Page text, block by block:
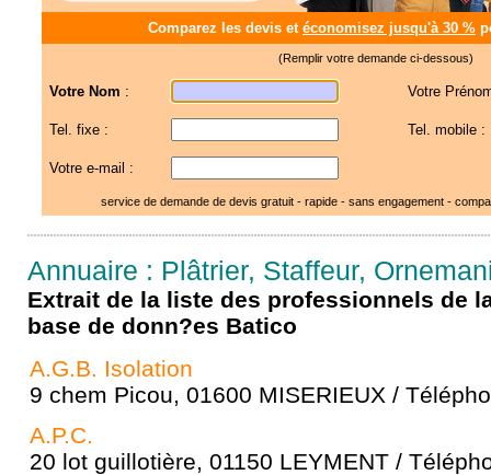
Comparez les devis et économisez jusqu'à 30 %
(Remplir votre demande ci-dessous)
Votre Nom : Votre
Tel. fixe : Tel. mobile :
Votre e-mail :
service de demande de devis gratuit - rapide - sans engagement -
Annuaire : Plâtrier, Staffeur,
Extrait de la liste des professionnels de
base de donn?es Batico
A.G.B. Isolation
9 chem Picou, 01600 MISERIEUX /
A.P.C.
20 lot guillotière, 01150 LEYMENT /